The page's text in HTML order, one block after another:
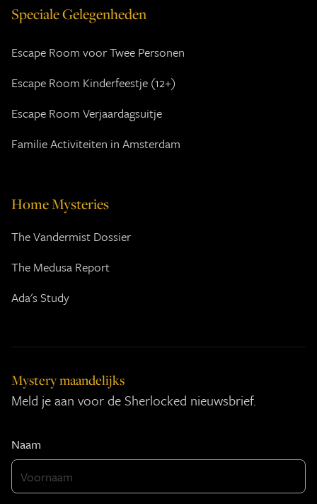
Speciale Gelegenheden
Escape Room voor Twee Personen
Escape Room Kinderfeestje (12+)
Escape Room Verjaardagsuitje
Familie Activiteiten in Amsterdam
Home Mysteries
The Vandermist Dossier
The Medusa Report
Ada's Study
Mystery maandelijks
Meld je aan voor de Sherlocked nieuwsbrief.
Naam